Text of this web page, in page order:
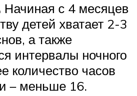
Начиная с 4 месяцев
детей хватает 2-3
а также
интервалы ночного
количество часов
– меньше 16.